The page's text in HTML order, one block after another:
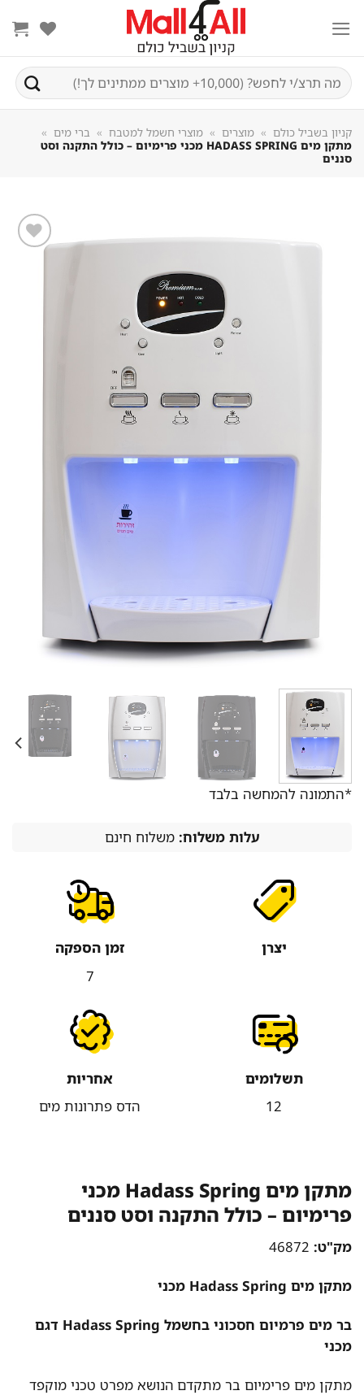
חיפוש
עבור:
קניון בשביל כולם מוצרים מוצרי חשמל למטבח ברי מים
מתקן מים HADASS SPRING מכני פרימיום – כולל התקנה וסט
סננים
*התמונה להמחשה בלבד
עלות משלוח:משלוח חינם
יצרן
זמן הספקה
7
תשלומים
12
אחריות
הדס פתרונות מים
מתקן מים Hadass Spring מכני
פרימיום – כולל התקנה וסט סננים
מק"ט:46872
מתקן מים Hadass Spring מכני
בר מים פרמיום חסכוני בחשמל Hadass Spring​ דגם
מכני
מתקן מים פרימיום בר מתקדם הנושא מפרט טכני מוקפד